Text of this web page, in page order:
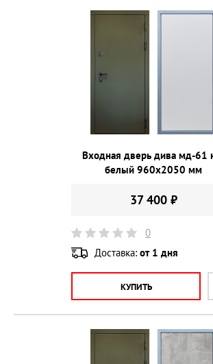
Входная дверь дива мд-61
белый 960х2050 мм
37 400 ₽
0
Доставка: от 1 дня
КУПИТЬ